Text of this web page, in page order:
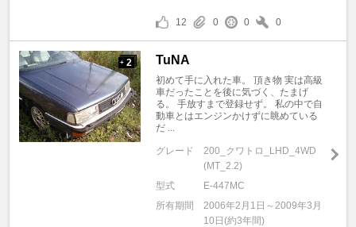
12 0 0 0
+ 2 TuNA
初めて手に入れた車。 頂き物 実は高級
車だったことを後に気づく、たまげ
る。 手放すまで登録せず。 私の中で自
動車とはエンジンかけずに眺めている
だ ...
グレード
200_クワトロ_LHD_4WD
(MT_2.2)
型式
E-447MC
所有期間
2006年2月1日～2009年3月
10日(約3年間)